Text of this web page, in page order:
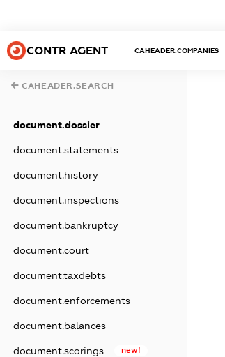
CONTR AGENT CAHEADER.COMPANIES
CAHEADER.SEARCH
document.dossier
document.statements
document.history
document.inspections
document.bankruptcy
document.court
document.taxdebts
document.enforcements
document.balances
document.scorings new!